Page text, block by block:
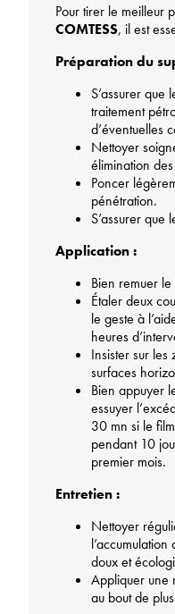
Pour tirer le meilleur
COMTESS, il est
Préparation du
S’assurer
traitement
d’éventuelles
Nettoyer
élimination
Poncer
pénétration.
S’assurer que
Application :
Bien remuer
Étaler deux
le geste à
heures
Insister sur les
surfaces
Bien appuyer
essuyer
30 mn si le
pendant 10
premier mois.
Entretien :
Nettoyer
doux et
Appliquer une
au bout de